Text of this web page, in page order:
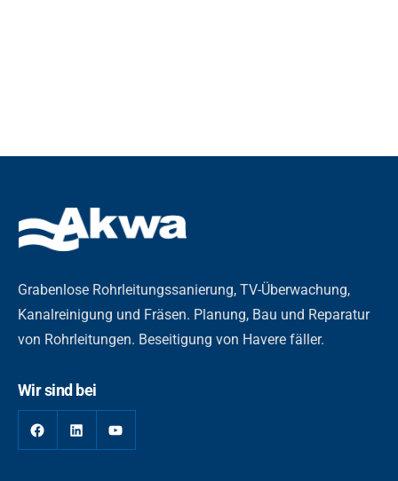
Grabenlose Rohrleitungssanierung, TV-Überwachung,
Kanalreinigung und Fräsen. Planung, Bau und Reparatur
von Rohrleitungen. Beseitigung von Havere fäller.
Wir sind bei